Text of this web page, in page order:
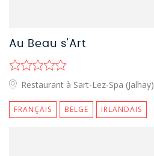
Au Beau s'Art
Restaurant à Sart-Lez-Spa (Jalhay)
FRANÇAIS BELGE IRLANDAIS